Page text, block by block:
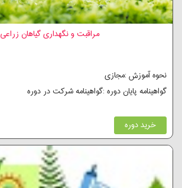
مراقبت و نگهداری گیاهان زراعی
نحوه آموزش :مجازی
گواهینامه پایان دوره :گواهینامه شرکت در دوره
خرید دوره